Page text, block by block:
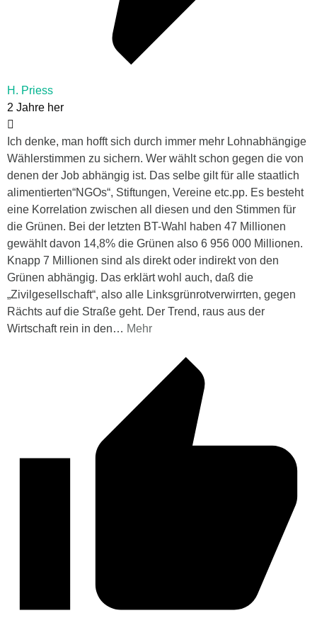
H. Priess
2 Jahre her
Ich denke, man hofft sich durch immer mehr Lohnabhängige
Wählerstimmen zu sichern. Wer wählt schon gegen die von
denen der Job abhängig ist. Das selbe gilt für alle staatlich
alimentierten“NGOs“, Stiftungen, Vereine etc.pp. Es besteht
eine Korrelation zwischen all diesen und den Stimmen für
die Grünen. Bei der letzten BT-Wahl haben 47 Millionen
gewählt davon 14,8% die Grünen also 6 956 000 Millionen.
Knapp 7 Millionen sind als direkt oder indirekt von den
Grünen abhängig. Das erklärt wohl auch, daß die
„Zivilgesellschaft“, also alle Linksgrünrotverwirrten, gegen
Rächts auf die Straße geht. Der Trend, raus aus der
Wirtschaft rein in den… Mehr